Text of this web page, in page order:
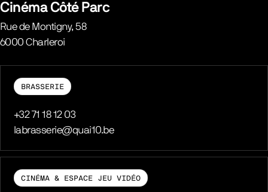
Cinéma Côté Parc
Rue de Montigny, 58
6000 Charleroi
BRASSERIE
Téléphone
+32 71 18 12 03
E-mail
labrasserie@quai10.be
CINÉMA & ESPACE JEU VIDÉO